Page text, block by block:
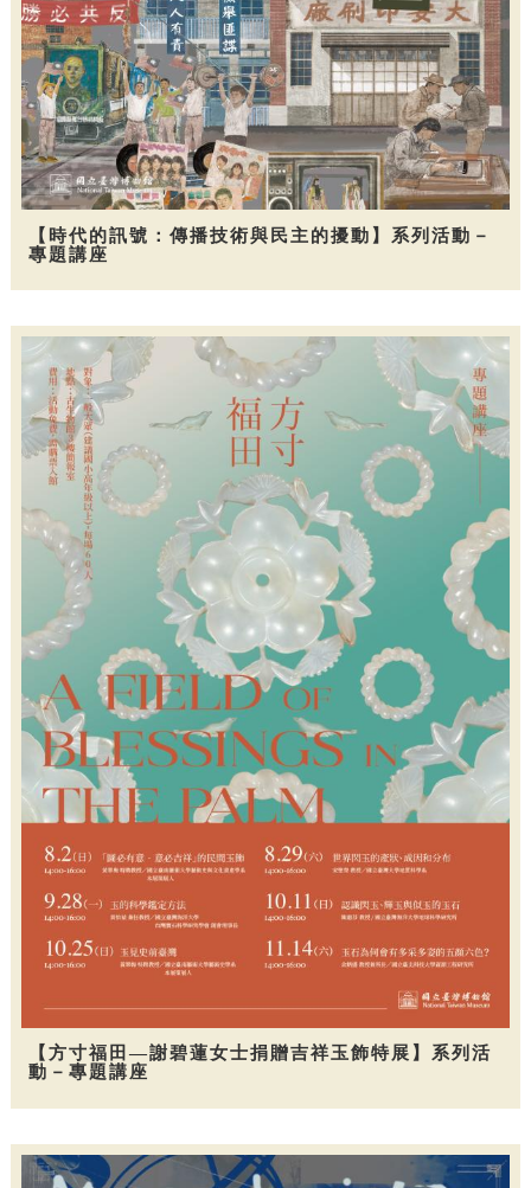
【時代的訊號：傳播技術與民主的擾動】系列活動－
專題講座
【方寸福田—謝碧蓮女士捐贈吉祥玉飾特展】系列活
動－專題講座